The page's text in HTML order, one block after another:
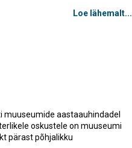
Loe lähemalt...
muuseumide aastaauhindadel
oskustele on muuseumi
pärast põhjalikku